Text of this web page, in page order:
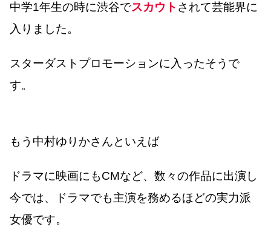
中学1年生の時に渋谷でスカウト されて芸能界に
入りました。
スターダストプロモーションに入ったそうで
す。
もう中村ゆりかさんといえば
ドラマに映画にもCMなど、数々の作品に出演し
今では、ドラマでも主演を務めるほどの実力派
女優です。